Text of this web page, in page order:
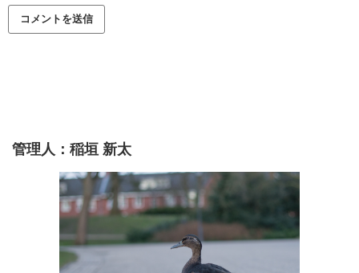
管理人：稲垣 新太